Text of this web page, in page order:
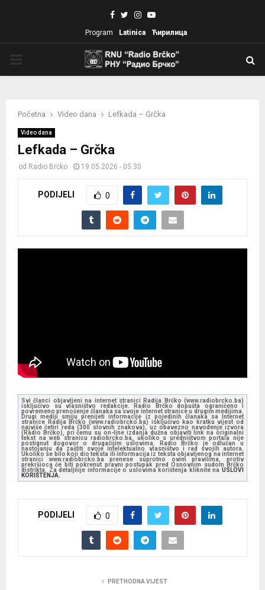
Facebook
TwitterInstagram
Youtube
Program Latinica Ћирилица
Početna Video dana Lefkada – Grčka
Video dana
Lefkada – Grčka
od Radio Brčko 19.05.2026 - 05:30
PODIJELI 0
Svi članci objavljeni na internet stranici Radija Brčko (www.radiobrcko.ba)
isključivo su vlasništvo redakcije. Radio Brčko dopušta ograničeno i
povremeno prenošenje članaka sa svoje internet stranice u drugim medijima.
Drugi mediji smiju prenijeti informacije iz pojedinih članaka sa Internet
stranice Radija Brčko (www.radiobrcko.ba) isključivo kao kratku vijest od
najviše četiri reda (300 slovnih znakova), uz obavezno navođenje izvora
(Radio Brčko), pri čemu su on-line izdanja dužna objaviti link na originalni
tekst na web stranicu radiobrcko.ba, ukoliko s uredništvom portala nije
postignut dogovor o drugačijim uslovima. Radio Brčko je odlučan u
nastojanju da zaštiti svoje intelektualno vlasništvo i rad svojih autora.
Ukoliko se bilo koji dio teksta ili informacija iz teksta objavljenog na internet
stranici www.radiobrcko.ba prenese suprotno ovim pravilima, protiv
prekršioca će biti pokrenut pravni postupak pred Osnovnim sudom Brčko
distrikta. Za detaljnije informacije o uslovima korištenja kliknite na USLOVI
KORIŠTENJA.
PODIJELI 0
PRETHODNA VIJEST